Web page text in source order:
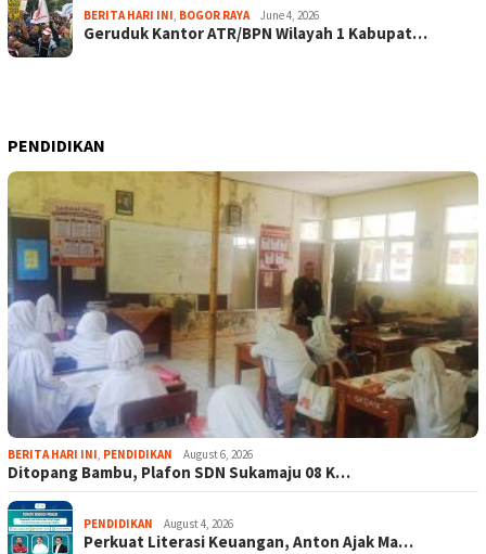
BERITA HARI INI, BOGOR RAYA June 4, 2026
Geruduk Kantor ATR/BPN Wilayah 1 Kabupat…
PENDIDIKAN
BERITA HARI INI, PENDIDIKAN August 6, 2026
Ditopang Bambu, Plafon SDN Sukamaju 08 K…
PENDIDIKAN August 4, 2026
Perkuat Literasi Keuangan, Anton Ajak Ma…